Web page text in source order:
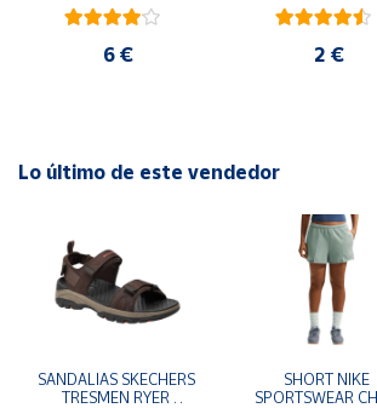
6 € 2 €
Lo último de este vendedor
SANDALIAS SKECHERS
TRESMEN RYER
SHORT NIKE
SPORTSWEAR